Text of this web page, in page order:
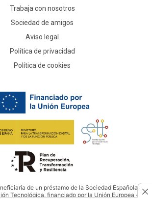
Trabaja con nosotros
Sociedad de amigos
Aviso legal
Política de privacidad
Política de cookies
de un préstamo de la Sociedad Española
Tecnológica, financiado por la Unión Europea -